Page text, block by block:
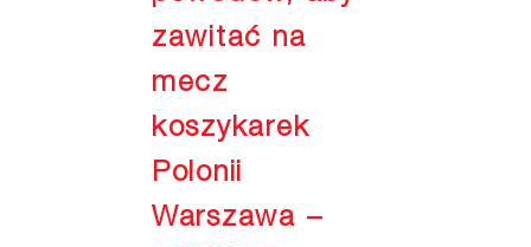
zawitać na
mecz
koszykarek
Polonii
Warszawa –